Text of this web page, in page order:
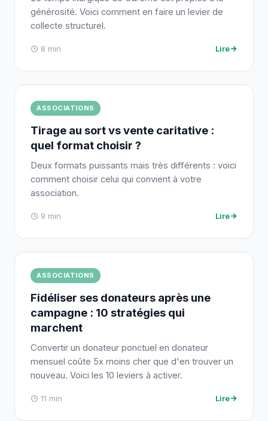
générosité. Voici comment en faire un levier de
collecte structurel.
8 min Lire
ASSOCIATIONS
Tirage au sort vs vente caritative :
quel format choisir ?
Deux formats puissants mais très différents : voici
comment choisir celui qui convient à votre
association.
9 min Lire
ASSOCIATIONS
Fidéliser ses donateurs après une
campagne : 10 stratégies qui
marchent
Convertir un donateur ponctuel en donateur
mensuel coûte 5x moins cher que d'en trouver un
nouveau. Voici les 10 leviers à activer.
11 min Lire